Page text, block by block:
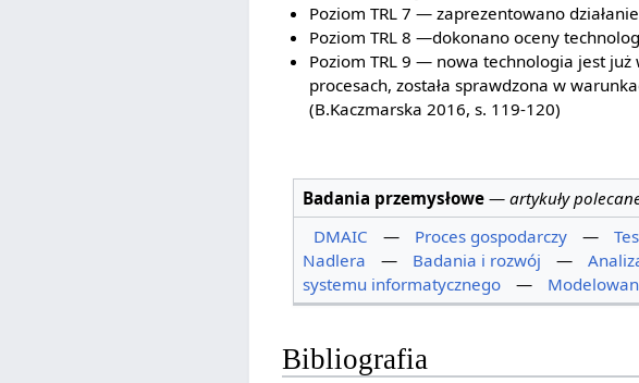
Poziom TRL 7 — zaprezentowano
Poziom TRL 8 —dokonano oceny
Poziom TRL 9 — nowa technologia jest
procesach, została sprawdzona w
(B.Kaczmarska 2016, s. 119-120)
Badania przemysłowe— artykuły
DMAIC
— Proces gospodarczy —
Nadlera
— Badania i rozwój —
systemu informatycznego
—
Bibliografia